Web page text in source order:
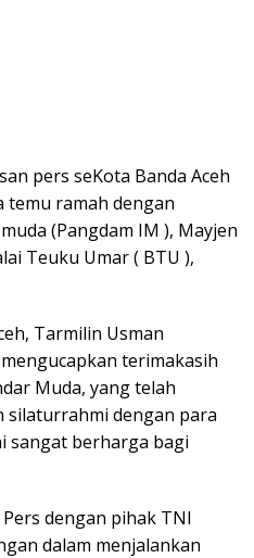
pers seKota Banda Aceh
temu ramah dengan
(Pangdam IM ), Mayjen
Teuku Umar ( BTU ),
Tarmilin Usman
terimakasih
Muda, yang telah
silaturrahmi dengan para
sangat berharga bagi
dengan pihak TNI
dalam menjalankan